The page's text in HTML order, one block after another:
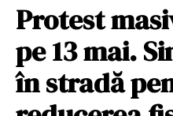
Protest
pe 13 mai.
în stradă